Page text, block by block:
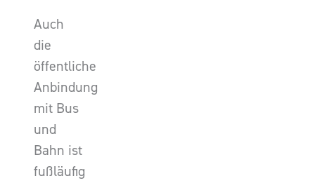
Auch
die
öffentliche
Anbindung
mit Bus
und
Bahn ist
fußläufig